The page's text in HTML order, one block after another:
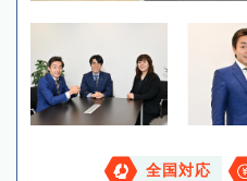
全国対応